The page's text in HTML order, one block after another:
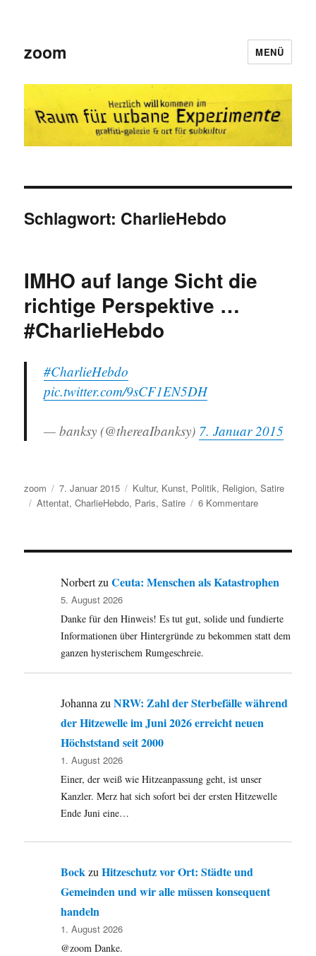
zoom MENÜ
Schlagwort: CharlieHebdo
IMHO auf lange Sicht die
richtige Perspektive …
#CharlieHebdo
#CharlieHebdo
pic.twitter.com/9sCF1EN5DH
— banksy (@thereaIbanksy) 7. Januar 2015
Autor
zoom
Veröffentlicht
am
7. Januar 2015 Kategorien
Kultur, Kunst, Politik, Religion,Satire
Schlagwörter
Attentat,CharlieHebdo, Paris,Satire 6 Kommentarezu
lange
die
richtige
…
NorbertzuCeuta: Menschen als Katastrophen
5. August 2026
Danke für den Hinweis! Es tut gut, solide und fundierte
Informationen über Hintergründe zu bekommen statt dem
ganzen hysterischem Rumgeschreie.
JohannazuNRW: Zahl der Sterbefälle während
der Hitzewelle im Juni 2026 erreicht neuen
Höchststand seit 2000
1. August 2026
Einer, der weiß wie Hitzeanpassung geht, ist unser
Kanzler. Merz hat sich sofort bei der ersten Hitzewelle
Ende Juni eine…
BockzuHitzeschutz vor Ort: Städte und
Gemeinden und wir alle müssen konsequent
handeln
1. August 2026
@zoom Danke.